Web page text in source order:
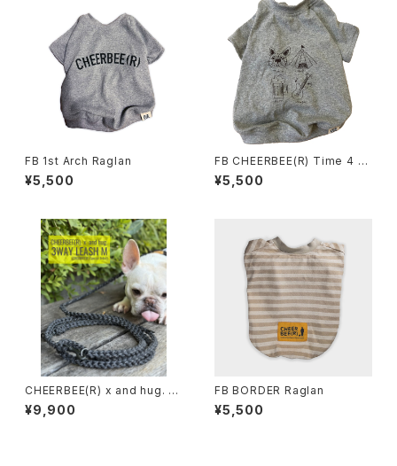
FB 1st Arch Raglan
¥5,500
FB CHEERBEE(R) Time 4 El
ements Raglan
¥5,500
CHEERBEE(R) x and hug. 多
機能リード M [CHEERBEE(R)
別注]
¥9,900
FB BORDER Raglan
¥5,500